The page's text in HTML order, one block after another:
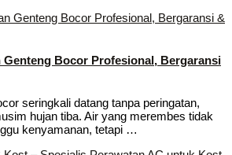
Genteng Bocor Profesional, Bergaransi
seringkali datang tanpa peringatan,
hujan tiba. Air yang merembes tidak
kenyamanan, tetapi …